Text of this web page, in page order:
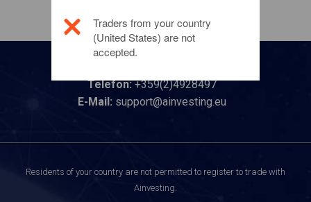
Kontaktieren Sie uns
Telefon:+359(2)4928497
E-Mail: support@ainvesting.eu
Residents of your country are not permitted to register to trade with
Ainvesting.
Traders from your country
(United States) are not
accepted.